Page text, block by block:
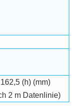
162,5 (h) (mm)
2 m Datenlinie)